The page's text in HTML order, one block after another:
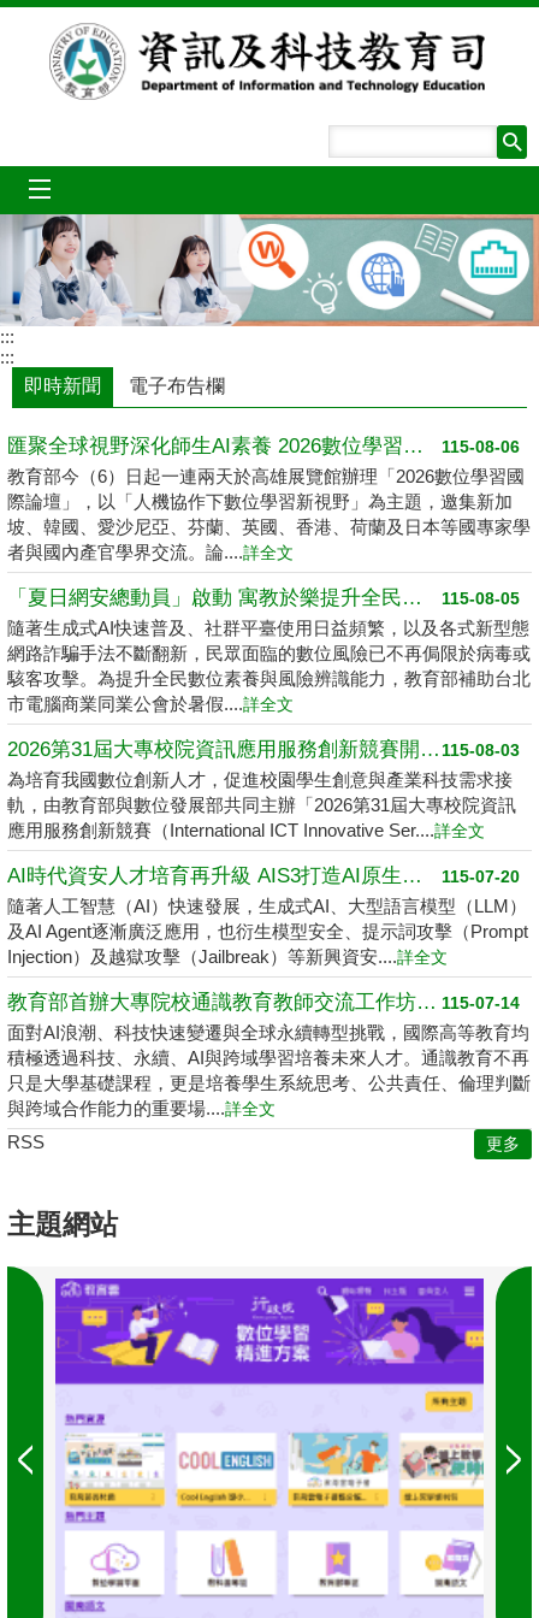
跳到主要內容區塊
:::
:::
即時新聞
電子布告欄
115-08-06
匯聚全球視野深化師生AI素養 2026數位學習國際論壇高雄登場
教育部今（6）日起一連兩天於高雄展覽館辦理「2026數位學習國
際論壇」，以「人機協作下數位學習新視野」為主題，邀集新加
坡、韓國、愛沙尼亞、芬蘭、英國、香港、荷蘭及日本等國專家學
者與國內產官學界交流。論....詳全文
115-08-05
「夏日網安總動員」啟動 寓教於樂提升全民數位素養
隨著生成式AI快速普及、社群平臺使用日益頻繁，以及各式新型態
網路詐騙手法不斷翻新，民眾面臨的數位風險已不再侷限於病毒或
駭客攻擊。為提升全民數位素養與風險辨識能力，教育部補助台北
市電腦商業同業公會於暑假....詳全文
115-08-03
2026第31屆大專校院資訊應用服務創新競賽開跑了 請高中職以上學生踴躍報名
為培育我國數位創新人才，促進校園學生創意與產業科技需求接
軌，由教育部與數位發展部共同主辦「2026第31屆大專校院資訊
應用服務創新競賽（International ICT Innovative Ser....詳全文
115-07-20
AI時代資安人才培育再升級 AIS3打造AI原生資安學習環境
隨著人工智慧（AI）快速發展，生成式AI、大型語言模型（LLM）
及AI Agent逐漸廣泛應用，也衍生模型安全、提示詞攻擊（Prompt
Injection）及越獄攻擊（Jailbreak）等新興資安....詳全文
115-07-14
教育部首辦大專院校通識教育教師交流工作坊 邁向2050共創未來永續大學
面對AI浪潮、科技快速變遷與全球永續轉型挑戰，國際高等教育均
積極透過科技、永續、AI與跨域學習培養未來人才。通識教育不再
只是大學基礎課程，更是培養學生系統思考、公共責任、倫理判斷
與跨域合作能力的重要場....詳全文
RSS 更多
主題網站